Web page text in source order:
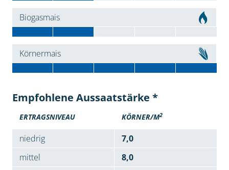
Biogasmais
Körnermais
Empfohlene Aussaatstärke *
ERTRAGSNIVEAU KÖRNER/M2
niedrig
7,0
mittel
8,0